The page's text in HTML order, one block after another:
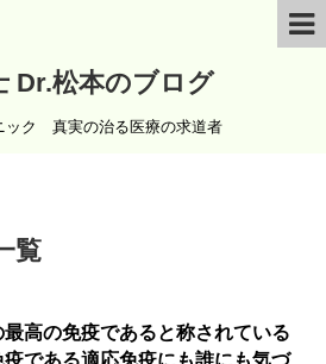
Dr.松本のブログ
ック 真実の治る医療の求道者
覧
最高の免疫であると称されている
疫である適応免疫にも誰にも気づ